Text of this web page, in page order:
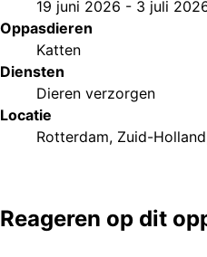
19 juni 2026 - 3 juli
Oppasdieren
Katten
Diensten
Dieren verzorgen
Locatie
Rotterdam, Zuid-
Reageren op dit